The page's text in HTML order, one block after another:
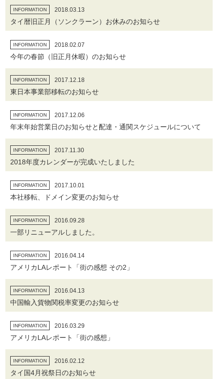
INFORMATION 2018.03.13
タイ暦旧正月（ソンクラーン）お休みのお知らせ
INFORMATION 2018.02.07
今年の春節（旧正月休暇）のお知らせ
INFORMATION 2017.12.18
東日本事業部移転のお知らせ
INFORMATION 2017.12.06
年末年始営業日のお知らせと配達・通関スケジュールについて
INFORMATION 2017.11.30
2018年度カレンダーが完成いたしました
INFORMATION 2017.10.01
本社移転、ドメイン変更のお知らせ
INFORMATION 2016.09.28
一部リニューアルしました。
INFORMATION 2016.04.14
アメリカLAレポート「街の感想 その2」
INFORMATION 2016.04.13
中国輸入貨物関税率変更のお知らせ
INFORMATION 2016.03.29
アメリカLAレポート「街の感想」
INFORMATION 2016.02.12
タイ国4月祝祭日のお知らせ